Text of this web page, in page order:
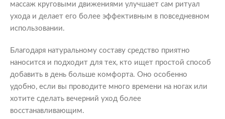
массаж круговыми движениями улучшает сам ритуал
ухода и делает его более эффективным в повседневном
использовании.
Благодаря натуральному составу средство приятно
наносится и подходит для тех, кто ищет простой способ
добавить в день больше комфорта. Оно особенно
удобно, если вы проводите много времени на ногах или
хотите сделать вечерний уход более
восстанавливающим.